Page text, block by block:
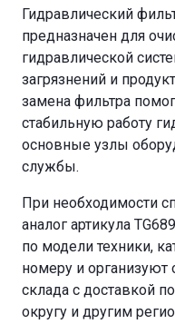
Гидравлический
предназначен для
гидравлической
загрязнений и
замена фильтра
стабильную работу
основные узлы
службы.
При необходимости
аналог артикула
по модели техники,
номеру и организуют
склада с доставкой
округу и другим